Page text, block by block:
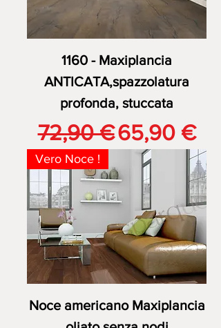
1160 - Maxiplancia
ANTICATA,spazzolatura
profonda, stuccata
Prezzo regolare
72,90 €Prezzo
65,90 €
Vero Noce !
Noce americano Maxiplancia